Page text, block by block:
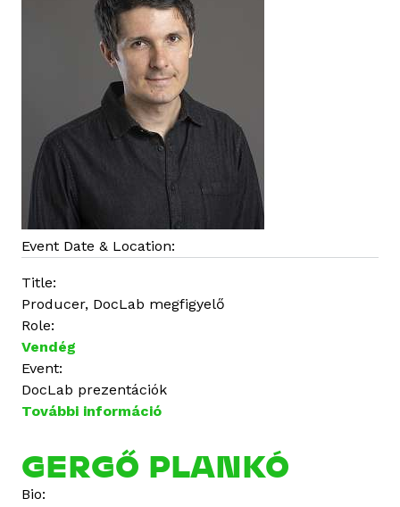
l
o
m
m
a
l
k
p
c
o
t
n
Event Date & Location:
Title:
Producer, DocLab megfigyelő
Role:
Vendég
Event:
DocLab prezentációk
További információ
a
n
GERGŐ PLANKÓ
Bio: